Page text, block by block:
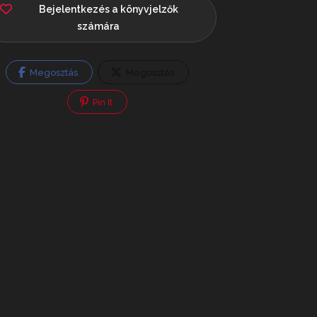
Bejelentkezés a könyvjelzők
számára
Megosztás
Pin It